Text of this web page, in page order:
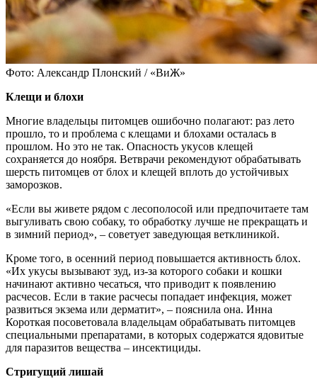
Фото: Александр Плонский / «ВиЖ»
Клещи и блохи
Многие владельцы питомцев ошибочно полагают: раз лето
прошло, то и проблема с клещами и блохами осталась в
прошлом. Но это не так. Опасность укусов клещей
сохраняется до ноября. Ветврачи рекомендуют обрабатывать
шерсть питомцев от блох и клещей вплоть до устойчивых
заморозков.
«Если вы живете рядом с лесополосой или предпочитаете там
выгуливать свою собаку, то обработку лучше не прекращать и
в зимний период», – советует заведующая ветклиникой.
Кроме того, в осенний период повышается активность блох.
«Их укусы вызывают зуд, из-за которого собаки и кошки
начинают активно чесаться, что приводит к появлению
расчесов. Если в такие расчесы попадает инфекция, может
развиться экзема или дерматит», – пояснила она. Инна
Короткая посоветовала владельцам обрабатывать питомцев
специальными препаратами, в которых содержатся ядовитые
для паразитов вещества – инсектициды.
Стригущий лишай